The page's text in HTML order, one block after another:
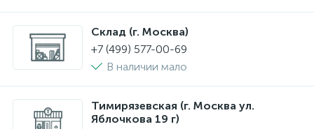
Склад (г. Москва)
+7 (499) 577-00-69
В наличии мало
Тимирязевская (г. Москва ул.
Яблочкова 19 г)